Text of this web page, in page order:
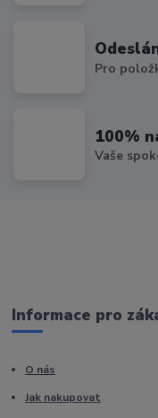
Pro
100%
Vaše
Informace pro
O nás
Jak nakupovat